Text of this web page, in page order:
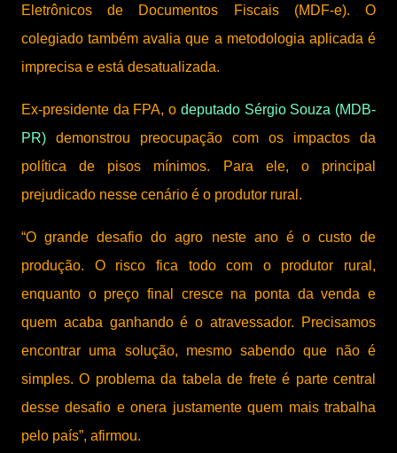
Eletrônicos de Documentos Fiscais (MDF-e). O
colegiado também avalia que a metodologia aplicada é
imprecisa e está desatualizada.
Ex-presidente da FPA, o deputado Sérgio Souza (MDB-
PR) demonstrou preocupação com os impactos da
política de pisos mínimos. Para ele, o principal
prejudicado nesse cenário é o produtor rural.
“O grande desafio do agro neste ano é o custo de
produção. O risco fica todo com o produtor rural,
enquanto o preço final cresce na ponta da venda e
quem acaba ganhando é o atravessador. Precisamos
encontrar uma solução, mesmo sabendo que não é
simples. O problema da tabela de frete é parte central
desse desafio e onera justamente quem mais trabalha
pelo país”, afirmou.